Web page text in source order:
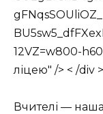
12VZ=w800-
ліцею" /> < /div >
Вчителі — наша